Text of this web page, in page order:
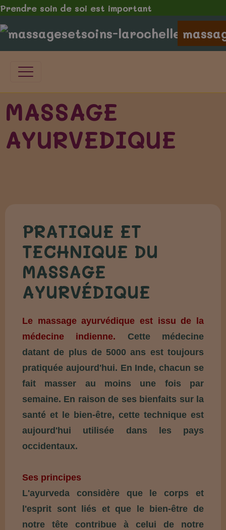
Prendre soin de soi est important
MASSAGE
AYURVEDIQUE
PRATIQUE ET
TECHNIQUE DU
MASSAGE
AYURVÉDIQUE
Le massage ayurvédique est issu de la
médecine indienne. Cette médecine
datant de plus de 5000 ans est toujours
pratiquée aujourd'hui. En Inde, chacun se
fait masser au moins une fois par
semaine. En raison de ses bienfaits sur la
santé et le bien-être, cette technique est
aujourd'hui utilisée dans les pays
occidentaux.
Ses principes
L'ayurveda considère que le corps et
l'esprit sont liés et que le bien-être de
notre tête contribue à celui de notre